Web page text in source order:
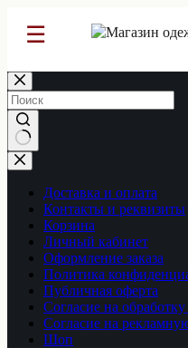
☰
Перейти
к
сути
Ничего
не
найденоДоставка и оплата
Контакты и реквизиты
Корзина
Личный кабинет
Оформление заказа
Политика
Публичная оферта
Согласие на
Согласие на
Шоп